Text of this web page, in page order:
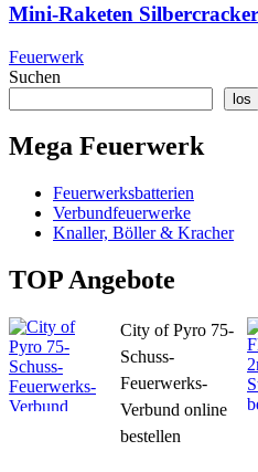
Mini-Raketen
Feuerwerk
Suchen
los
Mega Feuerwerk
Feuerwerksbatterien
Verbundfeuerwerke
Knaller, Böller & Kracher
TOP Angebote
City of Pyro 75-
Schuss-
Feuerwerks-
Verbund online
bestellen